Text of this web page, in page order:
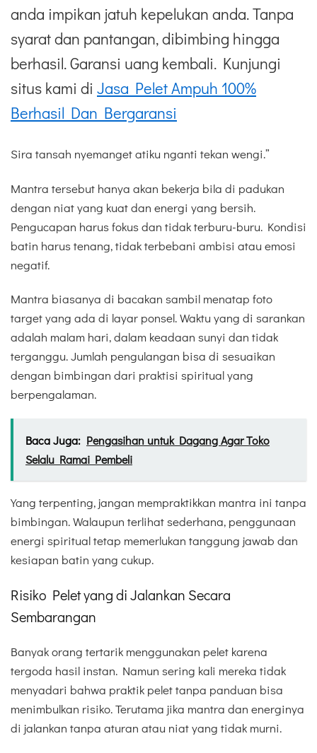
anda impikan jatuh kepelukan anda. Tanpa
syarat dan pantangan, dibimbing hingga
berhasil. Garansi uang kembali. Kunjungi
situs kami di Jasa Pelet Ampuh 100%
Berhasil Dan Bergaransi
Sira tansah nyemanget atiku nganti tekan wengi.”
Mantra tersebut hanya akan bekerja bila di padukan
dengan niat yang kuat dan energi yang bersih.
Pengucapan harus fokus dan tidak terburu-buru. Kondisi
batin harus tenang, tidak terbebani ambisi atau emosi
negatif.
Mantra biasanya di bacakan sambil menatap foto
target yang ada di layar ponsel. Waktu yang di sarankan
adalah malam hari, dalam keadaan sunyi dan tidak
terganggu. Jumlah pengulangan bisa di sesuaikan
dengan bimbingan dari praktisi spiritual yang
berpengalaman.
Baca Juga: Pengasihan untuk Dagang Agar Toko
Selalu Ramai Pembeli
Yang terpenting, jangan mempraktikkan mantra ini tanpa
bimbingan. Walaupun terlihat sederhana, penggunaan
energi spiritual tetap memerlukan tanggung jawab dan
kesiapan batin yang cukup.
Risiko Pelet yang di Jalankan Secara
Sembarangan
Banyak orang tertarik menggunakan pelet karena
tergoda hasil instan. Namun sering kali mereka tidak
menyadari bahwa praktik pelet tanpa panduan bisa
menimbulkan risiko. Terutama jika mantra dan energinya
di jalankan tanpa aturan atau niat yang tidak murni.